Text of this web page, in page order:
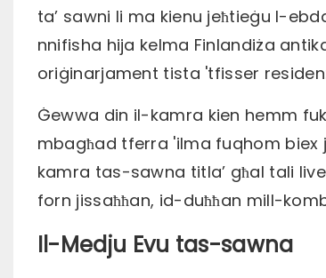
ta’ sawni li ma kienu jeħtieġu l-
nnifisha hija kelma Finlandiża
oriġinarjament tista 'tfisser
Ġewwa din il-kamra kien hemm
mbagħad tferra 'ilma fuqhom
kamra tas-sawna titla’ għal tali
forn jissaħħan, id-duħħan mill-
Il-Medju Evu tas-sawna